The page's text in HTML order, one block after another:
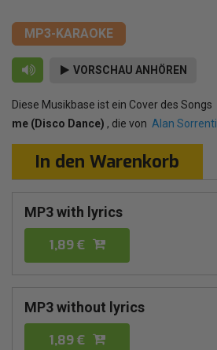
MP3-KARAOKE
VORSCHAU ANHÖREN
Diese Musikbase ist ein Cover des Songs
me (Disco Dance) , die von Alan Sorrenti
In den Warenkorb
MP3 with lyrics
1,89 €
MP3 without lyrics
1,89 €